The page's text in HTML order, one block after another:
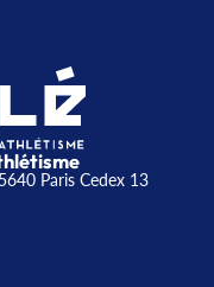
Paris Cedex 13